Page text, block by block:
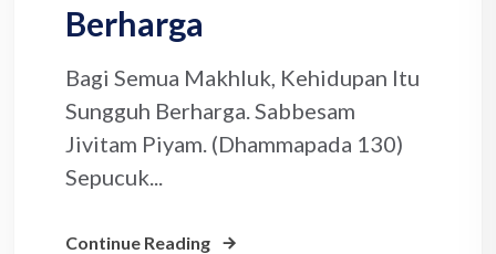
Berharga
Bagi Semua Makhluk, Kehidupan Itu
Sungguh Berharga. Sabbesam
Jivitam Piyam. (Dhammapada 130)
Sepucuk...
Continue Reading